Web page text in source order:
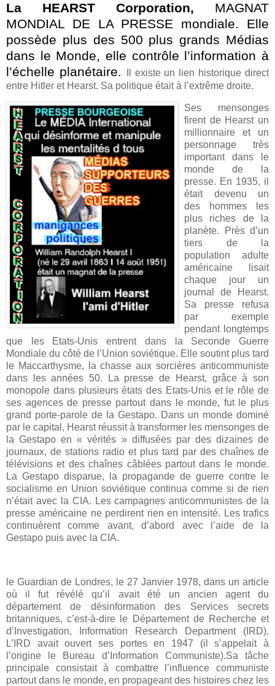
La HEARST Corporation, MAGNAT
MONDIAL DE LA PRESSE mondiale. Elle
possède plus des 500 plus grands Médias
dans le Monde, elle contrôle l’information à
l’échelle planétaire.
Il existe un lien historique direct
entre Hitler et Hearst. Sa politique était à l’extrême droite.
Ses mensonges
firent de Hearst un
millionnaire et un
personnage très
important dans le
monde de la
presse. En 1935, il
était devenu un
des hommes les
plus riches de la
planète. Près d’un
tiers de la
population adulte
américaine lisait
chaque jour un
journal de Hearst.
Sa presse refusa
par exemple
pendant longtemps
que les Etats-Unis entrent dans la Seconde Guerre
Mondiale du côté de l’Union soviétique. Elle soutint plus tard
le Maccarthysme, la chasse aux sorcières anticommuniste
dans les années 50. La presse de Hearst, grâce à son
monopole dans plusieurs états des Etats-Unis et le rôle de
ses agences de presse partout dans le monde, fut le plus
grand porte-parole de la Gestapo. Dans un monde dominé
par le capital, Hearst réussit à transformer les mensonges de
la Gestapo en « vérités » diffusées par des dizaines de
journaux, de stations radio et plus tard par des chaînes de
télévisions et des chaînes câblées partout dans le monde.
La Gestapo disparue, la propagande de guerre contre le
socialisme en Union soviétique continua comme si de rien
n’était avec la CIA. Les campagnes anticommunistes de la
presse américaine ne perdirent rien en intensité. Les trafics
continuèrent comme avant, d’abord avec l’aide de la
Gestapo puis avec la CIA.
le Guardian de Londres, le 27 Janvier 1978, dans un article
où il fut révélé qu’il avait été un ancien agent du
département de désinformation des Services secrets
britanniques, c’est-à-dire le Département de Recherche et
d’Investigation, Information Research Department (IRD).
L’IRD avait ouvert ses portes en 1947 (il s’appelait à
l’origine le Bureau d’Information Communiste).Sa tâche
principale consistait à combattre l’influence communiste
partout dans le monde, en propageant des histoires chez les